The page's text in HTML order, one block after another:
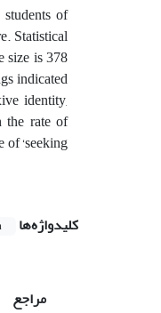
of
Statistical
size is 378
indicated
identity,
the rate of
‘seeking
کلیدواژه‌ها
مراجع